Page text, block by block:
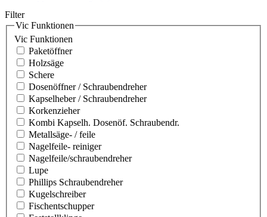
Filter
Vic Funktionen
Vic Funktionen
Paketöffner
Holzsäge
Schere
Dosenöffner / Schraubendreher
Kapselheber / Schraubendreher
Korkenzieher
Kombi Kapselh. Dosenöf. Schraubendr.
Metallsäge- / feile
Nagelfeile- reiniger
Nagelfeile/schraubendreher
Lupe
Phillips Schraubendreher
Kugelschreiber
Fischentschupper